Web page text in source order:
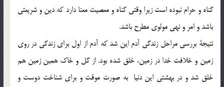
گناه و حرام نبوده است زيرا وقتي گناه و معصيت معنا دارد كه دين و شريعتي
باشد و امر و نهي مولوي مطرح باشد.
نتيجة بررسي مراحل زندگي آدم اين شد كه آدم از اول براي زندگي در روي
زمين و خلافت خدا در زمين، خلق شده بود. از گل و خاك همين زمين هم
خلق شد و در بهشتي اين دنيا به صورت موقت و براي شناخت دوست و